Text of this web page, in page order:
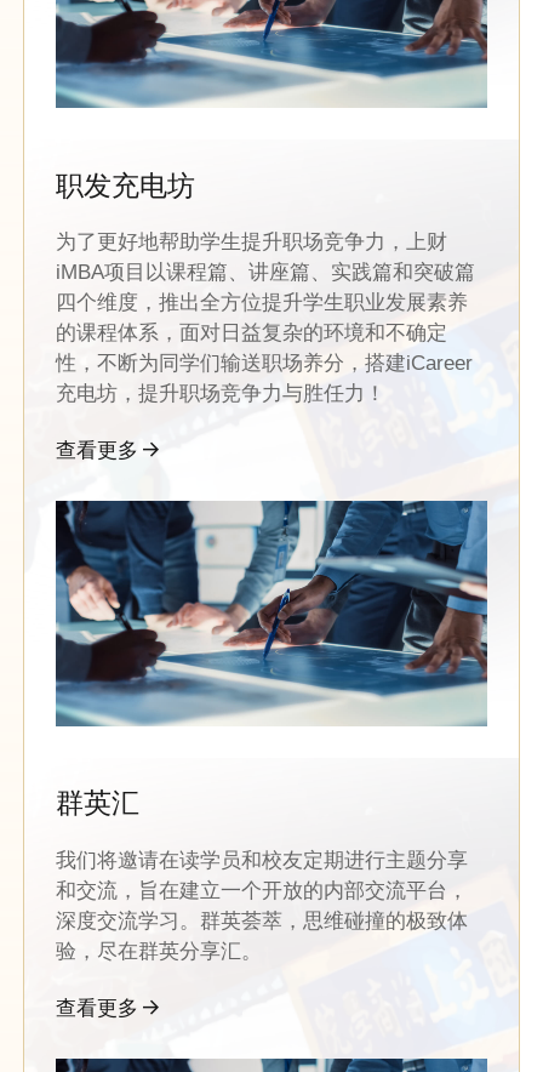
职发充电坊
为了更好地帮助学生提升职场竞争力，上财
iMBA项目以课程篇、讲座篇、实践篇和突破篇
四个维度，推出全方位提升学生职业发展素养
的课程体系，面对日益复杂的环境和不确定
性，不断为同学们输送职场养分，搭建iCareer
充电坊，提升职场竞争力与胜任力！
查看更多
群英汇
我们将邀请在读学员和校友定期进行主题分享
和交流，旨在建立一个开放的内部交流平台，
深度交流学习。群英荟萃，思维碰撞的极致体
验，尽在群英分享汇。
查看更多